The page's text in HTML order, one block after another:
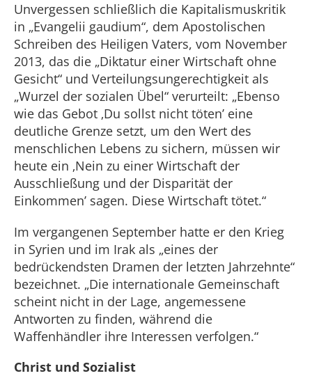
Unvergessen schließlich die Kapitalismuskritik
in „Evangelii gaudium“, dem Apostolischen
Schreiben des Heiligen Vaters, vom November
2013, das die „Diktatur einer Wirtschaft ohne
Gesicht“ und Verteilungsungerechtigkeit als
„Wurzel der sozialen Übel“ verurteilt: „Ebenso
wie das Gebot ‚Du sollst nicht töten’ eine
deutliche Grenze setzt, um den Wert des
menschlichen Lebens zu sichern, müssen wir
heute ein ‚Nein zu einer Wirtschaft der
Ausschließung und der Disparität der
Einkommen’ sagen. Diese Wirtschaft tötet.“
Im vergangenen September hatte er den Krieg
in Syrien und im Irak als „eines der
bedrückendsten Dramen der letzten Jahrzehnte“
bezeichnet. „Die internationale Gemeinschaft
scheint nicht in der Lage, angemessene
Antworten zu finden, während die
Waffenhändler ihre Interessen verfolgen.“
Christ und Sozialist